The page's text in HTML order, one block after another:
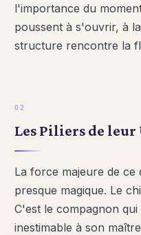
l'importance du
poussent à s'ouvrir, à
structure rencontre la
Les Piliers de
La force majeure de ce
presque magique. Le
C'est le compagnon
inestimable à son